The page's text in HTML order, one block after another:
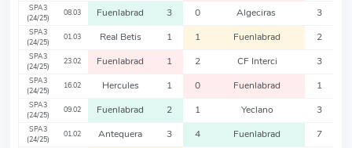
SPA3
(24/25)
08.03 Fuenlabrad 3 0 Algeciras 3
SPA3
(24/25)
01.03 Real Betis 1 1 Fuenlabrad 2
SPA3
(24/25)
23.02 Fuenlabrad 1 2 CF Interci 3
SPA3
(24/25)
16.02 Hercules 1 0 Fuenlabrad 1
SPA3
(24/25)
09.02 Fuenlabrad 2 1 Yeclano 3
SPA3
(24/25)
01.02 Antequera 3 4 Fuenlabrad 7